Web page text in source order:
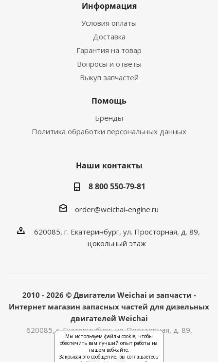
Информация
Условия оплаты
Доставка
Гарантия на товар
Вопросы и ответы
Выкуп запчастей
Помощь
Бренды
Политика обработки персональных данных
Наши контакты
8 800 550-79-81
order@weichai-engine.ru
620085, г. Екатеринбург, ул. Просторная, д. 89,
цокольный этаж
2010 - 2026 © Двигатели Weichai и запчасти -
Интернет магазин запасных частей для дизельных
двигателей Weichai
620085, г. Екатеринбург, ул. Просторная, д. 89,
цокольный этаж
Мы используем файлы cookie, чтобы
обеспечить вам лучший опыт работы на
нашем веб-сайте.
Закрывая это сообщение, вы соглашаетесь